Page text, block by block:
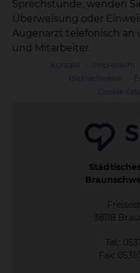
Sprechstunde, wenden
Überweisung oder
Augenarzt telefonisch an
und Mitarbeiter.
Kontakt Impressum
Bildnachweise
Cookie
38118
Tel.:
Fax: